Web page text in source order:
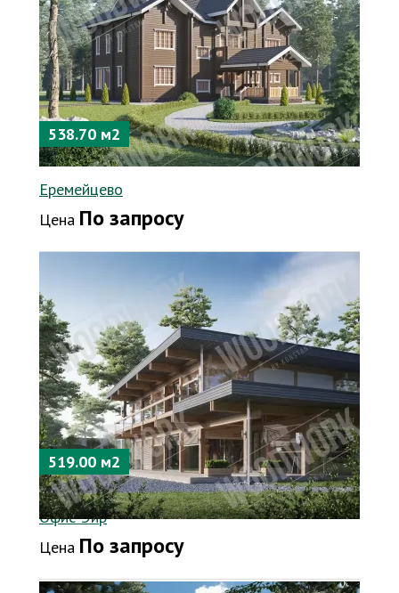
538.70 м2
Еремейцево
Цена По запросу
519.00 м2
Офис-Эйр
Цена По запросу